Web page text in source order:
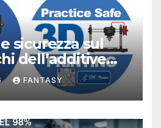
sicurezza sul
dell’additive
secondo
FANTASY